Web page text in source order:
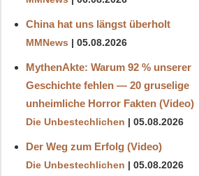
China hat uns längst überholt
MMNews 05.08.2026
MythenAkte: Warum 92 % unserer
Geschichte fehlen — 20 gruselige
unheimliche Horror Fakten (Video)
Die Unbestechlichen 05.08.2026
Der Weg zum Erfolg (Video)
Die Unbestechlichen 05.08.2026